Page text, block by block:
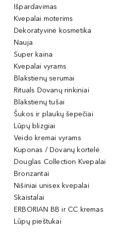
Išpardavimas
Kvepalai moterims
Dekoratyvinė kosmetika
Nauja
Super kaina
Kvepalai vyrams
Blakstienų serumai
Rituals Dovanų rinkiniai
Blakstienų tušai
Šukos ir plaukų šepečiai
Lūpų blizgiai
Veido kremai vyrams
Kuponas / Dovanų kortelė
Douglas Collection Kvepalai
Bronzantai
Nišiniai unisex kvepalai
Skaistalai
ERBORIAN BB ir CC kremas
Lūpų pieštukai